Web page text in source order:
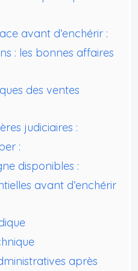
avant d’enchérir :
: les bonnes affaires
des ventes
judiciaires :
:
disponibles :
avant d’enchérir
après